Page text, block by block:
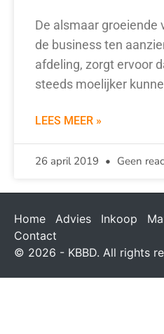
De alsmaar groeiende
de business ten
afdeling, zorgt ervoor
steeds moelijker
LEES MEER »
26 april 2019 Geen
Home Advies Inkoop
Contact
© 2026 - KBBD. All rights